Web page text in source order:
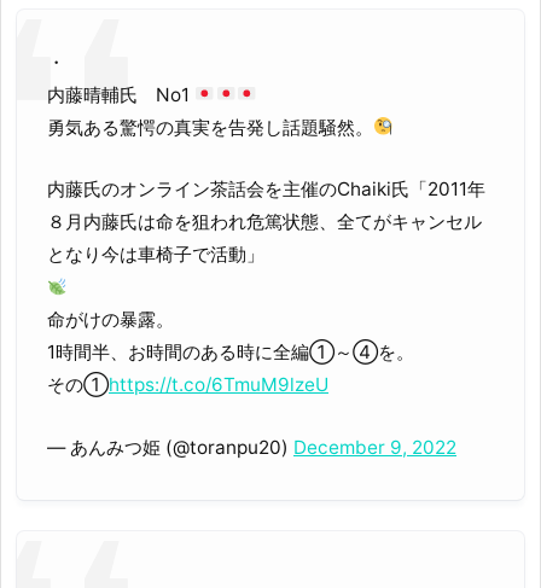
・
内藤晴輔氏 No1
勇気ある驚愕の真実を告発し話題騒然。
内藤氏のオンライン茶話会を主催のChaiki氏「2011年
８月内藤氏は命を狙われ危篤状態、全てがキャンセル
となり今は車椅子で活動」
命がけの暴露。
1時間半、お時間のある時に全編①～④を。
その①https://t.co/6TmuM9lzeU
— あんみつ姫 (@toranpu20) December 9, 2022